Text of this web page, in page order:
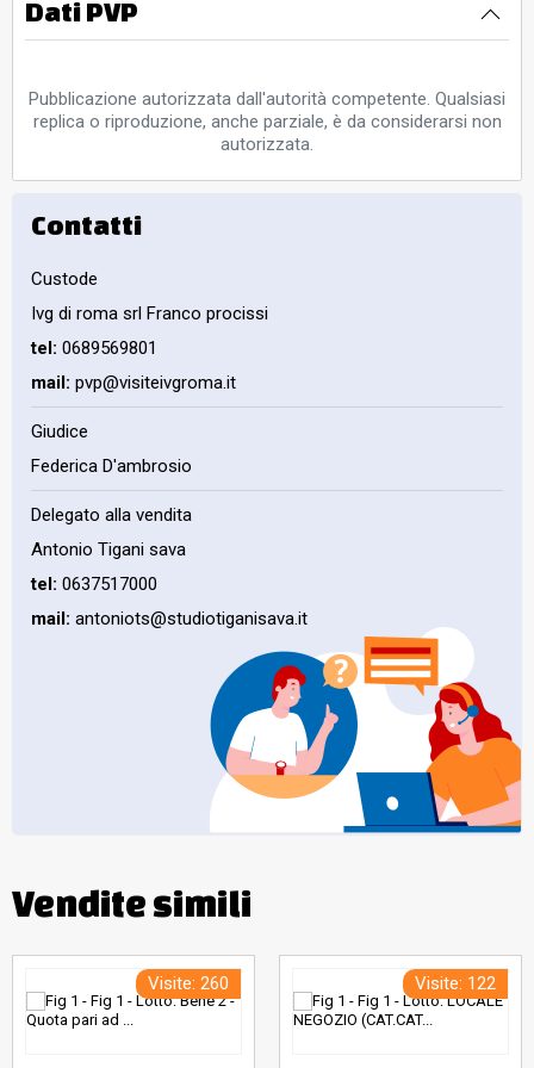
Dati PVP
Pubblicazione autorizzata dall'autorità competente. Qualsiasi
replica o riproduzione, anche parziale, è da considerarsi non
autorizzata.
Contatti
Custode
Ivg di roma srl Franco procissi
tel: 0689569801
mail: pvp@visiteivgroma.it
Giudice
Federica D'ambrosio
Delegato alla vendita
Antonio Tigani sava
tel: 0637517000
mail: antoniots@studiotiganisava.it
Vendite simili
Visite: 260 Visite: 122